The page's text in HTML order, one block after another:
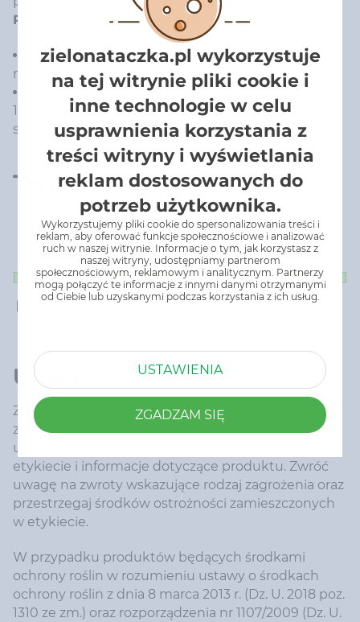
Rośliny rabatowe w ogrodach:
Sposób sporządzania cieczy: rozcieńczyć 50 ml
nawozu w 1 litrze wody.
Przygotowanym roztworem podlewać rośliny co
1 – 2 tygodnie od początku maja do końca sierpnia,
stosując około 200 ml roztworu na 1 roślinę.
Termin stosowania:
Uwagi:
Ze środków ochrony roślin należy korzystać z
zachowaniem bezpieczeństwa. Przed każdym
użyciem przeczytaj informację zamieszczone w
etykiecie i informacje dotyczące produktu. Zwróć
uwagę na zwroty wskazujące rodzaj zagrożenia oraz
przestrzegaj środków ostrożności zamieszczonych
w etykiecie.
W przypadku produktów będących środkami
ochrony roślin w rozumieniu ustawy o środkach
ochrony roślin z dnia 8 marca 2013 r. (Dz. U. 2018 poz.
1310 ze zm.) oraz rozporządzenia nr 1107/2009 (Dz. U.
zielonataczka.pl wykorzystuje
na tej witrynie pliki cookie i
inne technologie w celu
usprawnienia korzystania z
treści witryny i wyświetlania
reklam dostosowanych do
potrzeb użytkownika.
Wykorzystujemy pliki cookie do spersonalizowania treści i
reklam, aby oferować funkcje społecznościowe i analizować
ruch w naszej witrynie. Informacje o tym, jak korzystasz z
naszej witryny, udostępniamy partnerom
społecznościowym, reklamowym i analitycznym. Partnerzy
mogą połączyć te informacje z innymi danymi otrzymanymi
od Ciebie lub uzyskanymi podczas korzystania z ich usług.
USTAWIENIA
ZGADZAM SIĘ